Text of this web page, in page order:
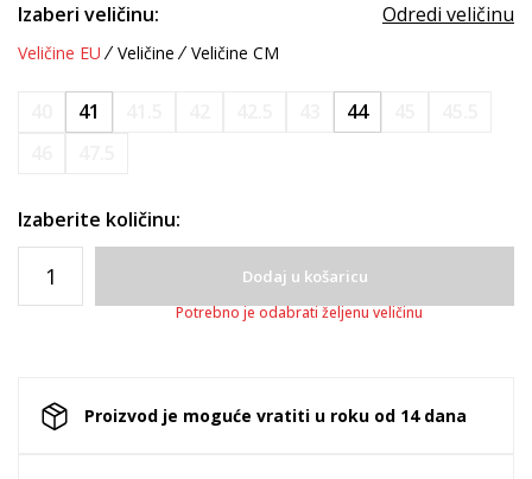
Izaberi veličinu: Odredi veličinu
Veličine EU Veličine Veličine CM
41 44
Izaberite količinu:
Dodaj u košaricu
Potrebno je odabrati željenu veličinu
Proizvod je moguće vratiti u roku od 14 dana